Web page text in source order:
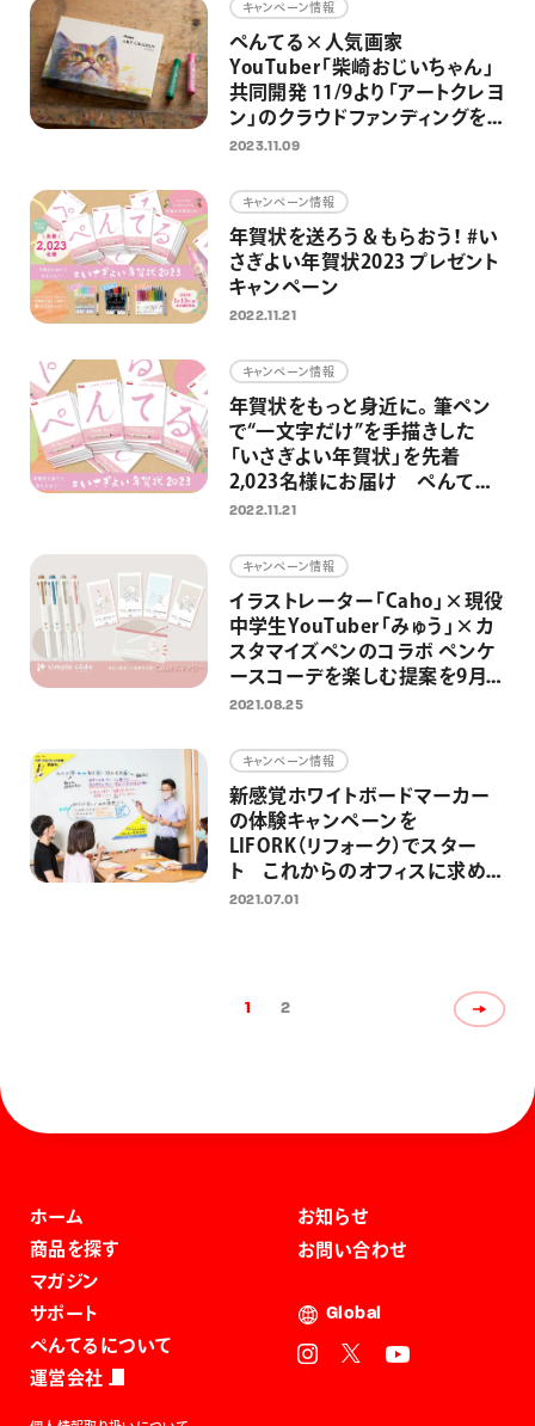
キャンペーン情報
ぺんてる×人気画家
YouTuber「柴崎おじいちゃん」
共同開発 11/9より「アートクレヨ
ン」のクラウドファンディングを
開始 ぺんてる初のクラファン
2023.11.09
キャンペーン情報
年賀状を送ろう＆もらおう！ #い
さぎよい年賀状2023 プレゼント
キャンペーン
2022.11.21
キャンペーン情報
年賀状をもっと身近に。筆ペン
で“一文字だけ”を手描きした
「いさぎよい年賀状」を先着
2,023名様にお届け ぺんてる
に年賀状を送ると筆ペンが当た
2022.11.21
キャンペーン情報
イラストレーター「Caho」×現役
中学生YouTuber「みゅう」×カ
スタマイズペンのコラボ ペンケ
ースコーデを楽しむ提案を9月よ
りスタート
2021.08.25
キャンペーン情報
新感覚ホワイトボードマーカー
の体験キャンペーンを
LIFORK（リフォーク）でスター
ト これからのオフィスに求めら
れるコミュニケーションツール提
2021.07.01
1 2
ホーム
商品を探す
マガジン
サポート
ぺんてるについて
運営会社
お知らせ
お問い合わせ
Global